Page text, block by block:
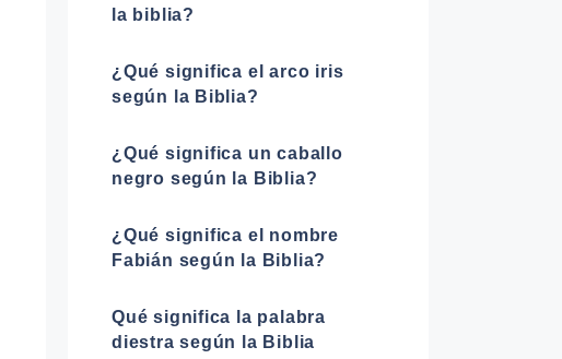
la biblia?
¿Qué significa el arco iris
según la Biblia?
¿Qué significa un caballo
negro según la Biblia?
¿Qué significa el nombre
Fabián según la Biblia?
Qué significa la palabra
diestra según la Biblia